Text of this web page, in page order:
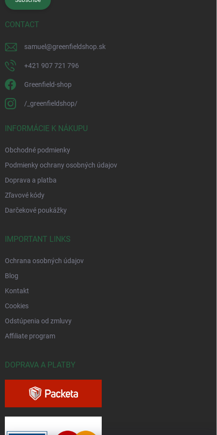
CONTACT
samuel @greenfieldshop.sk
+421 907 721 796
Greenfield-shop
/_greenfieldshop/
INFORMÁCIE K NÁKUPU
Obchodné podmienky
Podmienky ochrany osobných údajov
Doprava a platba
Zľavové kódy
Darčekové poukážky
IMPORTANT LINKS
Ochrana osobných údajov
Blog
Kontakt
Cookies
Odstúpenia od zmluvy
Affiliate program
DOPRAVA A PLATBY